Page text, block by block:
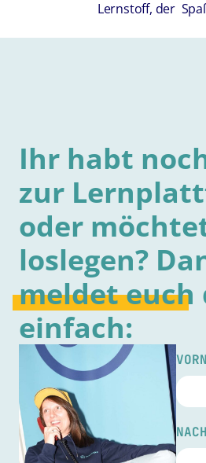
Lernstoff, der
Ihr habt
zur
oder
loslegen?
meldeteuch
einfach: